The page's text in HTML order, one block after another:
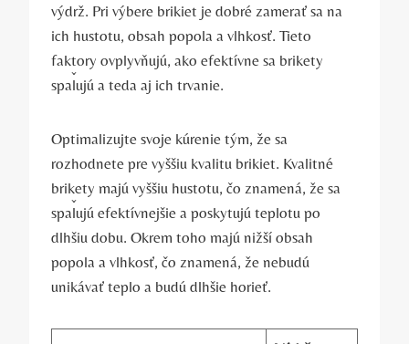
výdrž. Pri výbere brikiet je dobré zamerať sa na
ich hustotu, obsah popola a vlhkosť. Tieto
faktory ovplyvňujú, ako efektívne sa​ brikety
spaľujú⁣ a teda aj ich trvanie.
Optimalizujte ​svoje kúrenie tým, ⁤že sa
rozhodnete pre ⁣vyššiu kvalitu brikiet. Kvalitné
brikety majú vyššiu hustotu, čo znamená, ⁣že sa
spaľujú efektívnejšie⁣ a poskytujú teplotu po
‍dlhšiu dobu.‌ Okrem toho majú nižší obsah
popola‍ a vlhkosť, čo znamená, že nebudú
unikávať‌ teplo⁣ a ‍budú dlhšie horieť.